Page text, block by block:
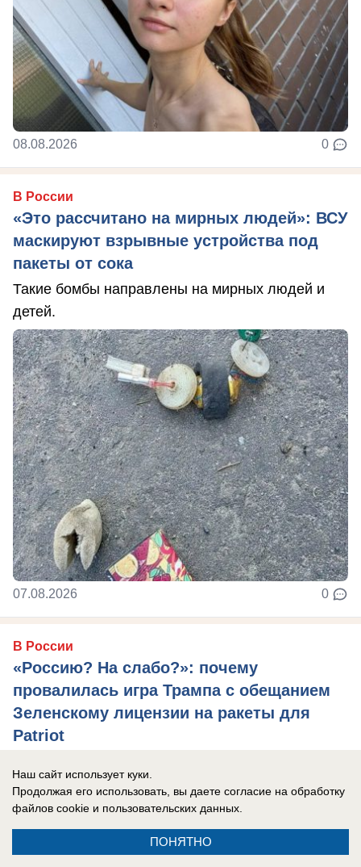
08.08.2026 0
В России
«Это рассчитано на мирных людей»: ВСУ
маскируют взрывные устройства под
пакеты от сока
Такие бомбы направлены на мирных людей и
детей.
07.08.2026 0
В России
«Россию? На слабо?»: почему
провалилась игра Трампа с обещанием
Зеленскому лицензии на ракеты для
Patriot
прекрасно понимают, что современная Украина
не способна ничего создавать, нужен новый ...
Наш сайт использует куки.
Продолжая его использовать, вы даете согласие на обработку
файлов cookie и пользовательских данных.
ПОНЯТНО